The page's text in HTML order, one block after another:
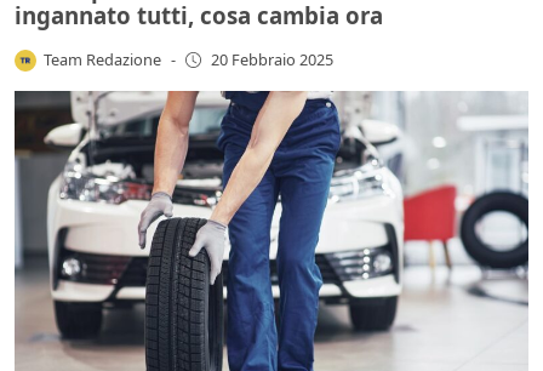
ingannato tutti, cosa cambia ora
Team Redazione - 20 Febbraio 2025